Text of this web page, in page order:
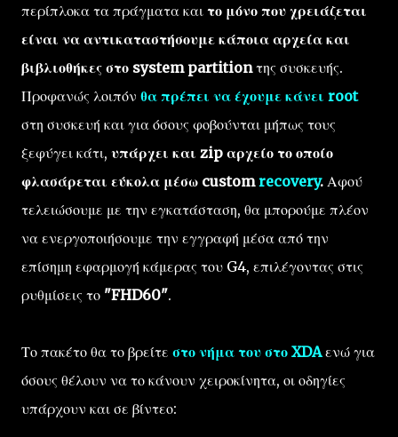
περίπλοκα τα πράγματα και το μόνο που χρειάζεται
είναι να αντικαταστήσουμε κάποια αρχεία και
βιβλιοθήκες στο system partitionτης συσκευής.
Προφανώς λοιπόν θα πρέπει να έχουμε κάνει root
στη συσκευή και για όσους φοβούνται μήπως τους
ξεφύγει κάτι, υπάρχει και zip αρχείο το οποίο
φλασάρεται εύκολα μέσω customrecovery. Αφού
τελειώσουμε με την εγκατάσταση, θα μπορούμε πλέον
να ενεργοποιήσουμε την εγγραφή μέσα από την
επίσημη εφαρμογή κάμερας του G4, επιλέγοντας στις
ρυθμίσεις το "FHD60".
Το πακέτο θα το βρείτε στο νήμα του στο XDAενώ για
όσους θέλουν να το κάνουν χειροκίνητα, οι οδηγίες
υπάρχουν και σε βίντεο: